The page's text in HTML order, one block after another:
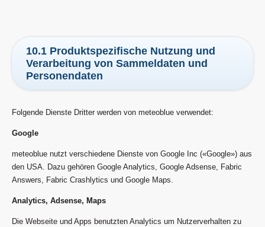
10.1 Produktspezifische Nutzung und
Verarbeitung von Sammeldaten und
Personendaten
Folgende Dienste Dritter werden von meteoblue verwendet:
Google
meteoblue nutzt verschiedene Dienste von Google Inc («Google») aus
den USA. Dazu gehören Google Analytics, Google Adsense, Fabric
Answers, Fabric Crashlytics und Google Maps.
Analytics, Adsense, Maps
Die Webseite und Apps benutzten Analytics um Nutzerverhalten zu